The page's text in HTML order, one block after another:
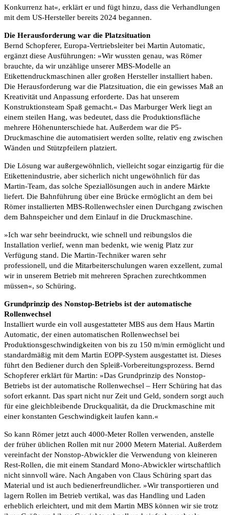
Konkurrenz hat«, erklärt er und fügt hinzu, dass die Verhandlungen
mit dem US-Hersteller bereits 2024 begannen.
Die Herausforderung war die Platzsituation
Bernd Schopferer, Europa-Vertriebsleiter bei Martin Automatic,
ergänzt diese Ausführungen: »Wir wussten genau, was Römer
brauchte, da wir unzählige unserer MBS-Modelle an
Etikettendruckmaschinen aller großen Hersteller installiert haben.
Die Herausforderung war die Platzsituation, die ein gewisses Maß an
Kreativität und Anpassung erforderte. Das hat unserem
Konstruktionsteam Spaß gemacht.« Das Marburger Werk liegt an
einem steilen Hang, was bedeutet, dass die Produktionsfläche
mehrere Höhenunterschiede hat. Außerdem war die P5-
Druckmaschine die automatisiert werden sollte, relativ eng zwischen
Wänden und Stützpfeilern platziert.
Die Lösung war außergewöhnlich, vielleicht sogar einzigartig für die
Etikettenindustrie, aber sicherlich nicht ungewöhnlich für das
Martin-Team, das solche Speziallösungen auch in andere Märkte
liefert. Die Bahnführung über eine Brücke ermöglicht an dem bei
Römer installierten MBS-Rollenwechsler einen Durchgang zwischen
dem Bahnspeicher und dem Einlauf in die Druckmaschine.
»Ich war sehr beeindruckt, wie schnell und reibungslos die
Installation verlief, wenn man bedenkt, wie wenig Platz zur
Verfügung stand. Die Martin-Techniker waren sehr
professionell, und die Mitarbeiterschulungen waren exzellent, zumal
wir in unserem Betrieb mit mehreren Sprachen zurechtkommen
müssen«, so Schüring.
Grundprinzip des Nonstop-Betriebs ist der automatische
Rollenwechsel
Installiert wurde ein voll ausgestatteter MBS aus dem Haus Martin
Automatic, der einen automatischen Rollenwechsel bei
Produktionsgeschwindigkeiten von bis zu 150 m/min ermöglicht und
standardmäßig mit dem Martin EOPP-System ausgestattet ist. Dieses
führt den Bediener durch den Spleiß-Vorbereitungsprozess. Bernd
Schopferer erklärt für Martin: »Das Grundprinzip des Nonstop-
Betriebs ist der automatische Rollenwechsel – Herr Schüring hat das
sofort erkannt. Das spart nicht nur Zeit und Geld, sondern sorgt auch
für eine gleichbleibende Druckqualität, da die Druckmaschine mit
einer konstanten Geschwindigkeit laufen kann.«
So kann Römer jetzt auch 4000-Meter Rollen verwenden, anstelle
der früher üblichen Rollen mit nur 2000 Metern Material. Außerdem
vereinfacht der Nonstop-Abwickler die Verwendung von kleineren
Rest-Rollen, die mit einem Standard Mono-Abwickler wirtschaftlich
nicht sinnvoll wäre. Nach Angaben von Claus Schüring spart das
Material und ist auch bedienerfreundlicher. »Wir transportieren und
lagern Rollen im Betrieb vertikal, was das Handling und Laden
erheblich erleichtert, und mit dem Martin MBS können wir sie trotz